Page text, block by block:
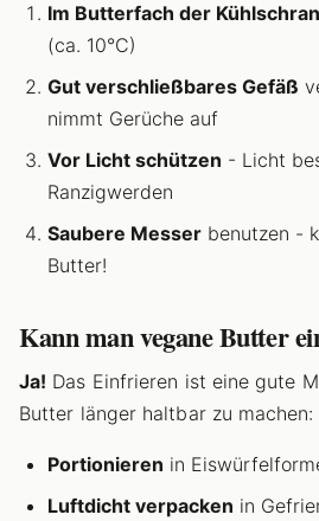
Im Butterfach der
(ca. 10°C)
Gut verschließbares Gefäß
nimmt Gerüche auf
Vor Licht schützen - Licht
Ranzigwerden
Saubere Messer benutzen -
Butter!
Kann man vegane Butter
Ja! Das Einfrieren ist eine gute
Butter länger haltbar zu machen:
Portionieren in
Luftdicht verpacken in